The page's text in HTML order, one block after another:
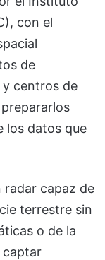
con el
de
y centros de
los datos que
radar capaz de
terrestre sin
o de la
captar